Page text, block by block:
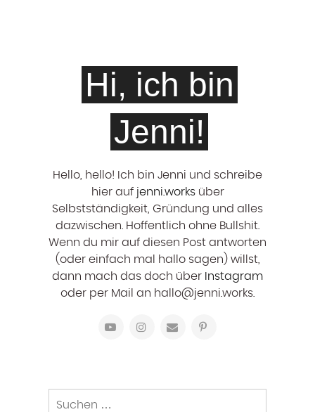
Hi, ich bin
Jenni!
Hello, hello! ‍Ich bin Jenni und schreibe
hier auf jenni.worksüber
Selbstständigkeit, Gründung und alles
dazwischen. Hoffentlich ohne Bullshit.
Wenn du mir auf diesen Post antworten
(oder einfach mal hallo sagen) willst,
dann mach das doch über Instagram
oder per Mail an hallo@jenni.works.